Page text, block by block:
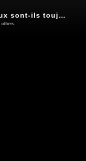
Bambous, et autres végétaux sont-ils toujours source de bioplastiques ? par Axel et Baptiste.